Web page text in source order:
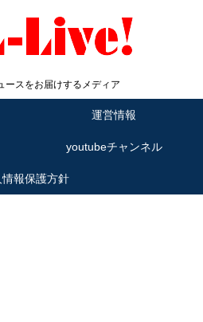
ースをお届けするメディア
運営情報
youtubeチャンネル
情報保護方針